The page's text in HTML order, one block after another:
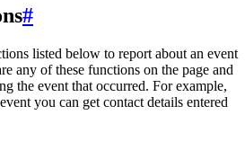
#
listed below to report about an event
any of these functions on the page and
the event that occurred. For example,
you can get contact details entered